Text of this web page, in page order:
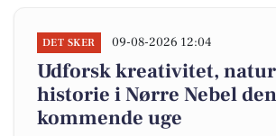
DET SKER 09-08-2026 12:04
Udforsk kreativitet,
historie i Nørre Nebel den
kommende uge